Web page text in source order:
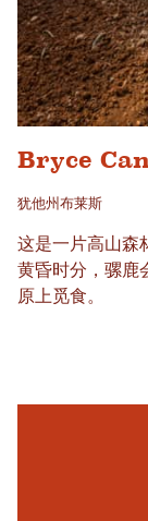
Bryce
犹他州布莱斯
这是一片高山森
黄昏时分，骡鹿
原上觅食。